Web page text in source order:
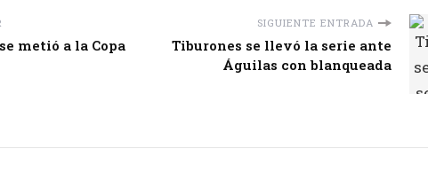
metió a la Copa
SIGUIENTE ENTRADA
Tiburones se llevó la serie ante
Águilas con blanqueada